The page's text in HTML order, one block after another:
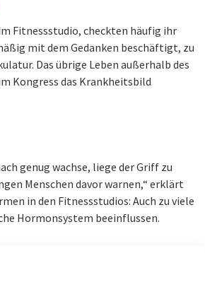
Fitnessstudio, checkten häufig ihr
mit dem Gedanken beschäftigt, zu
Das übrige Leben außerhalb des
Kongress das Krankheitsbild
genug wachse, liege der Griff zu
Menschen davor warnen,“ erklärt
in den Fitnessstudios: Auch zu viele
Hormonsystem beeinflussen.